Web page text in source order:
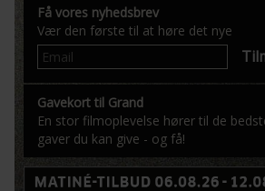
Få vores nyhedsbrev
Vær den første til at høre det nye
Gavekort til Grand
En stor filmoplevelse hører til de
gaver du kan give - og få!